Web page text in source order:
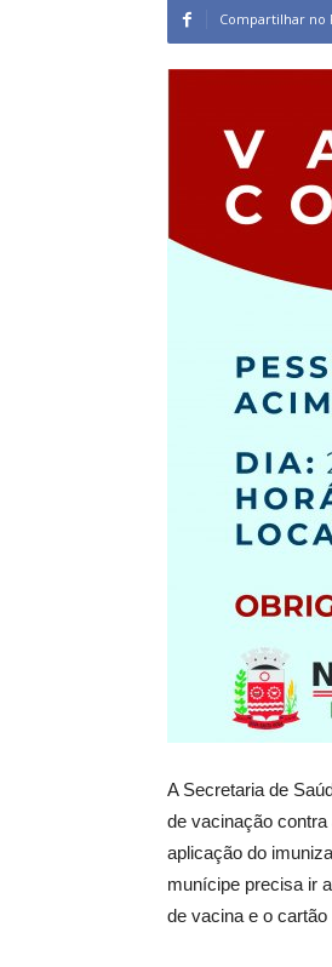
Compartilhar no
A Secretaria de
de vacinação
aplicação do
munícipe precisa ir
de vacina e o cartão